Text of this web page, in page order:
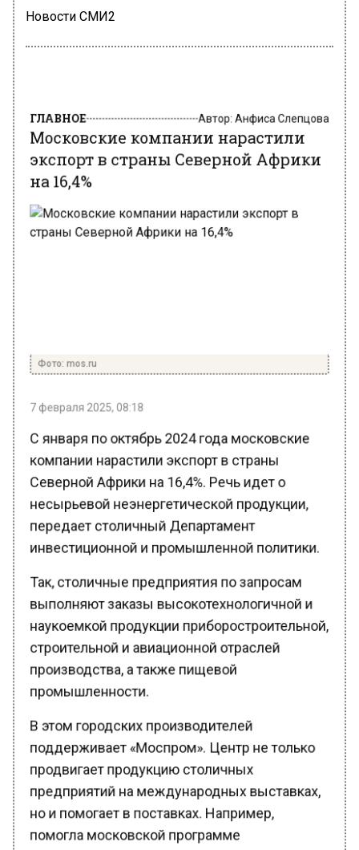
Новости СМИ2
Московские компании нарастили
экспорт в страны Северной Африки
на 16,4%
С января по октябрь 2024 года московские
компании нарастили экспорт в страны
Северной Африки на 16,4%. Речь идет о
несырьевой неэнергетической продукции,
передает столичный Департамент
инвестиционной и промышленной политики.
Так, столичные предприятия по запросам
выполняют заказы высокотехнологичной и
наукоемкой продукции приборостроительной,
строительной и авиационной отраслей
производства, а также пищевой
промышленности.
В этом городских производителей
поддерживает «Моспром». Центр не только
продвигает продукцию столичных
предприятий на международных выставках,
но и помогает в поставках. Например,
помогла московской программе